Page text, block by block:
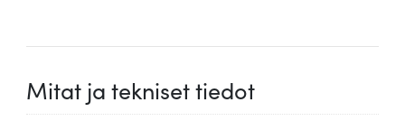
Mitat ja tekniset tiedot